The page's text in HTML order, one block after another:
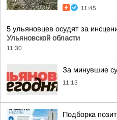
11:45
5 ульяновцев осудят за
Ульяновской области
11:30
За минувшие
11:13
Подборка